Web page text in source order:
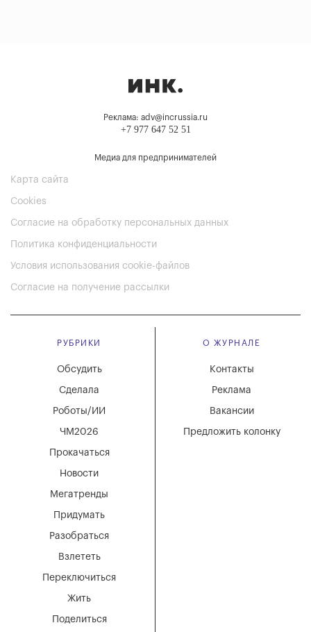
Реклама: adv@incrussia.ru
+7 977 647 52 51
Медиа для предпринимателей
Карта сайта
Cookies
Согласие на обработку персональных данных
Политика конфиденциальности
Условия использования cookie-файлов
Согласие на получение рассылки
РУБРИКИ
Мегатренды
Придумать
Разобраться
Взлететь
Новости
Переключиться
Жить
Поделиться
Обсудить
Сделала
Роботы/ИИ
ЧМ2026
Прокачаться
О ЖУРНАЛЕ
Вакансии
Реклама
Контакты
Предложить колонку